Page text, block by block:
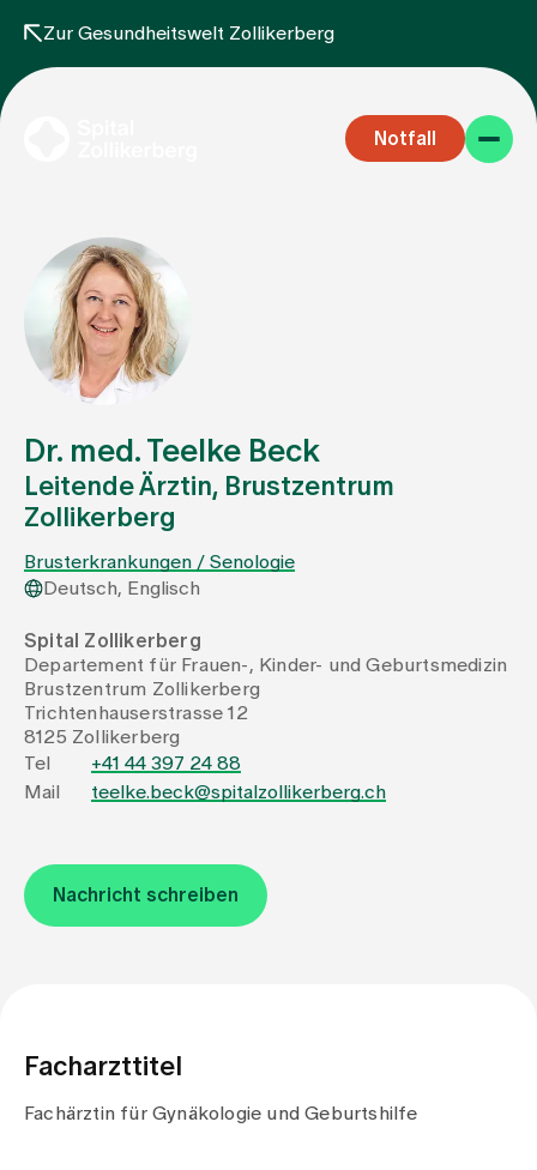
Zur Gesundheitswelt Zollikerberg
Notfall
Fachbereiche
Aufenthalt
Team
Zuweisende
Events
Über uns
Jobs & Karriere
Blog
Medien
Publikationen
Dr. med. Teelke Beck
Leitende Ärztin, Brustzentrum
Zollikerberg
Brusterkrankungen / Senologie
Deutsch, Englisch
Spital Zollikerberg
Departement für Frauen-, Kinder- und Geburtsmedizin
Brustzentrum Zollikerberg
Trichtenhauserstrasse 12
8125 Zollikerberg
Tel
+41 44 397 24 88
Mail
teelke.beck@spitalzollikerberg.ch
Nachricht schreiben
Facharzttitel
Fachärztin für Gynäkologie und Geburtshilfe